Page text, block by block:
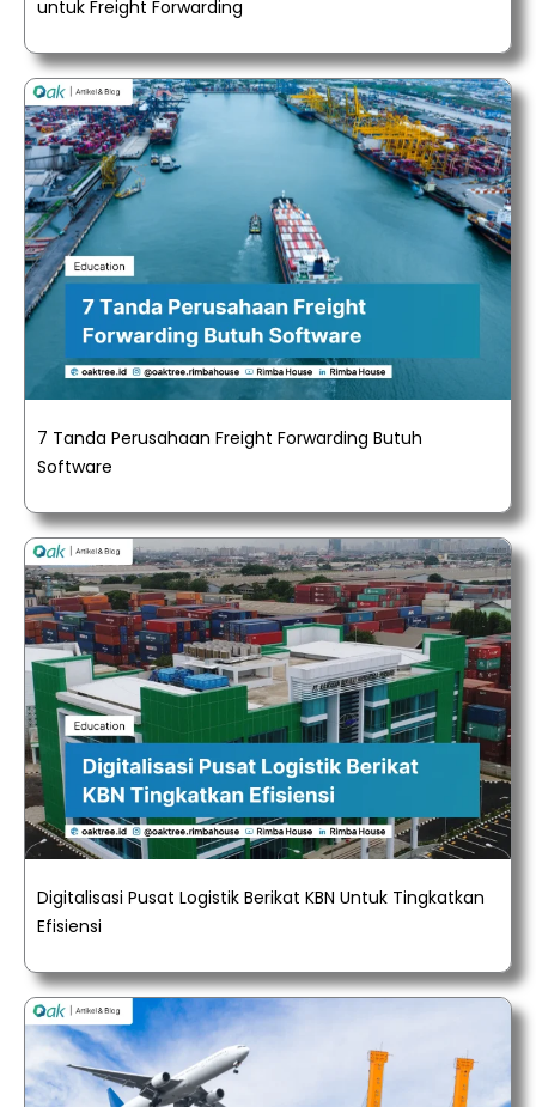
untuk Freight Forwarding
7 Tanda Perusahaan Freight Forwarding Butuh
Software
Digitalisasi Pusat Logistik Berikat KBN Untuk Tingkatkan
Efisiensi